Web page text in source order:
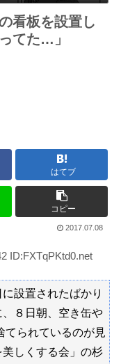
看板を設置し
てた…」
はてブ
コピー
2017.07.08
ID:FXTqPKtd0.net
設置されたばかり
８日朝、空き缶や
てられているのが見
しくする会」の杉